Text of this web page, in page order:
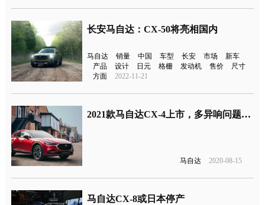
长安马自达：CX-50将亮相国内
马自达 销量 中国 车型 长安 市场
新车
产品
设计 日元 格栅 发动机 售价
尺寸
方面
2022-11-21
2021款马自达CX-4上市，多异响问题可能无法解决
马自达 2020-08-15
马自达CX-8或日本停产